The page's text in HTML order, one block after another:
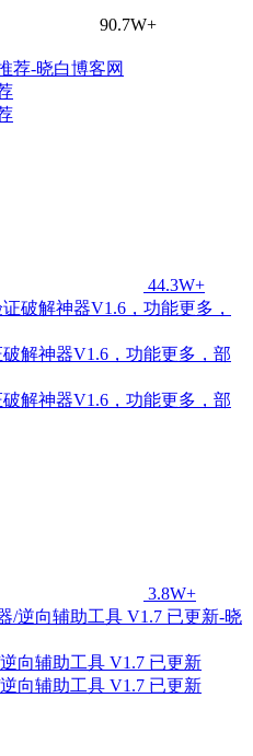
90.7W+
44.3W+
解神器V1.6，功能更多，部
解神器V1.6，功能更多，部
3.8W+
向辅助工具 V1.7 已更新
向辅助工具 V1.7 已更新